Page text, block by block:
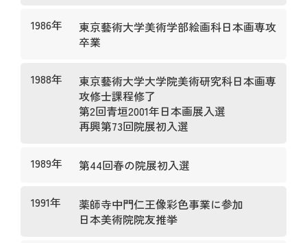
1986年
東京藝術大学美術学部絵画科日本画専攻
卒業
1988年
東京藝術大学大学院美術研究科日本画専
攻修士課程修了
第2回青垣2001年日本画展入選
再興第73回院展初入選
1989年 第44回春の院展初入選
1991年
薬師寺中門仁王像彩色事業に参加
日本美術院院友推挙